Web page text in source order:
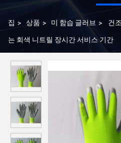
집 > 상품 > 미 함습 글러브 > 건
는 회색 니트릴 장시간 서비스 기간